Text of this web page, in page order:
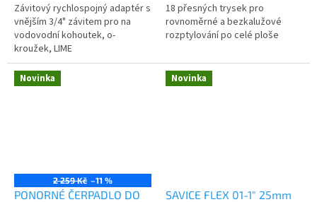
Závitový rychlospojný adaptér s
vnějším 3/4" závitem pro na
vodovodní kohoutek, o-
kroužek, LIME
18 přesných trysek pro
rovnoměrné a bezkalužové
rozptylování po celé ploše
Novinka
2 259 Kč –11 %
PONORNÉ ČERPADLO DO
Novinka
SAVICE FLEX 01-1" 25mm